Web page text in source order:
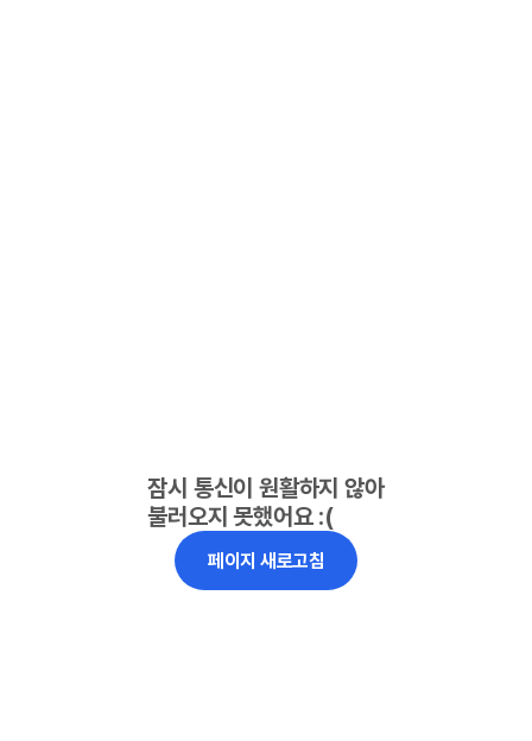
잠시 통신이 원활하지 않아
불러오지 못했어요 :(
페이지 새로고침